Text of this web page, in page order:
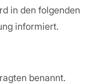
in den folgenden
informiert.
benannt.